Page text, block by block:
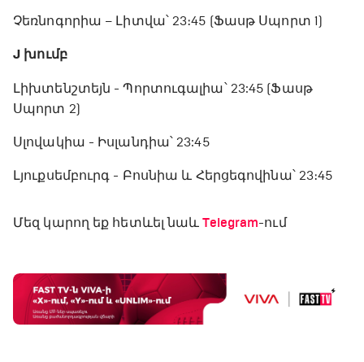
Չեռնոգորիա – Լիտվա՝ 23։45 (Ֆասթ Սպորտ 1)
J խումբ
Լիխտենշտեյն - Պորտուգալիա՝ 23:45 (Ֆասթ
Սպորտ 2)
Սլովակիա - Իսլանդիա՝ 23:45
Լյուքսեմբուրգ - Բոսնիա և Հերցեգովինա՝ 23։45
Մեզ կարող եք հետևել նաև Telegram-ում